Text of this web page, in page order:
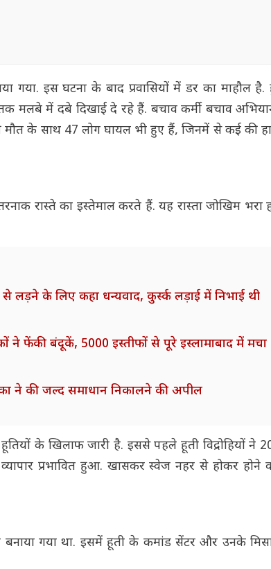
गया. इस घटना के बाद प्रवासियों में डर का माहौल है.
मलबे में दबे दिखाई दे रहे हैं. बचाव कर्मी बचाव
के साथ 47 लोग घायल भी हुए हैं, जिनमें से कई की
रास्ते का इस्तेमाल करते हैं. यह रास्ता जोखिम भरा
के लिए कहा धन्यवाद, कुर्स्क लड़ाई में निभाई थी
ने फेंकी बंदूकें, 5000 इस्तीफों से पूरे इस्लामाबाद में मचा
ने की जल्द समाधान निकालने की अपील
के खिलाफ जारी है. इससे पहले हूती विद्रोहियों ने
प्रभावित हुआ. खासकर स्वेज नहर से होकर होने
बनाया गया था. इसमें हूती के कमांड सेंटर और उनके